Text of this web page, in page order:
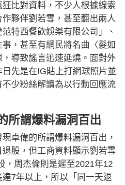
比對資料，不少人根據線索
夥伴劉若雪，甚至翻出兩人
特西餐飲娛樂有限公司」、
，甚至有網民將名曲〈髮如
導致謠言迅速延燒。面對外
先是在IG貼上打網球照片並
少粉絲解讀為以行動回應流
所謂爆料漏洞百出
卓偉的所謂爆料漏洞百出，
股，但工商資料顯示劉若雪
，周杰倫則是遲至2021年12
7年以上，所以「同一天退